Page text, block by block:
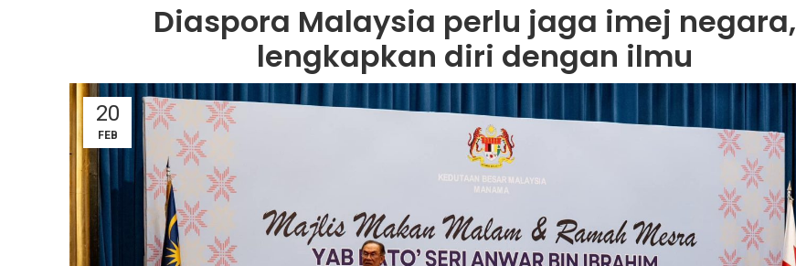
Diaspora Malaysia perlu jaga imej negara,
lengkapkan diri dengan ilmu
20
FEB